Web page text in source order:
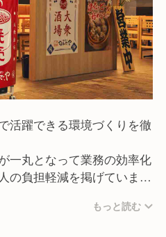
活躍できる環境づくりを徹
一丸となって業務の効率化
の負担軽減を掲げていま
もっと読む